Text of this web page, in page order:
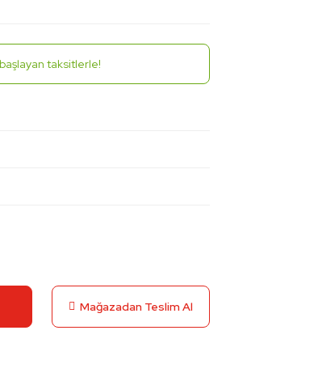
başlayan taksitlerle!
Mağazadan Teslim Al